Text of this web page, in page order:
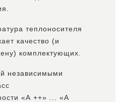
теплоносителя
качество (и
комплектующих.
независимыми
«А ++» ... «А